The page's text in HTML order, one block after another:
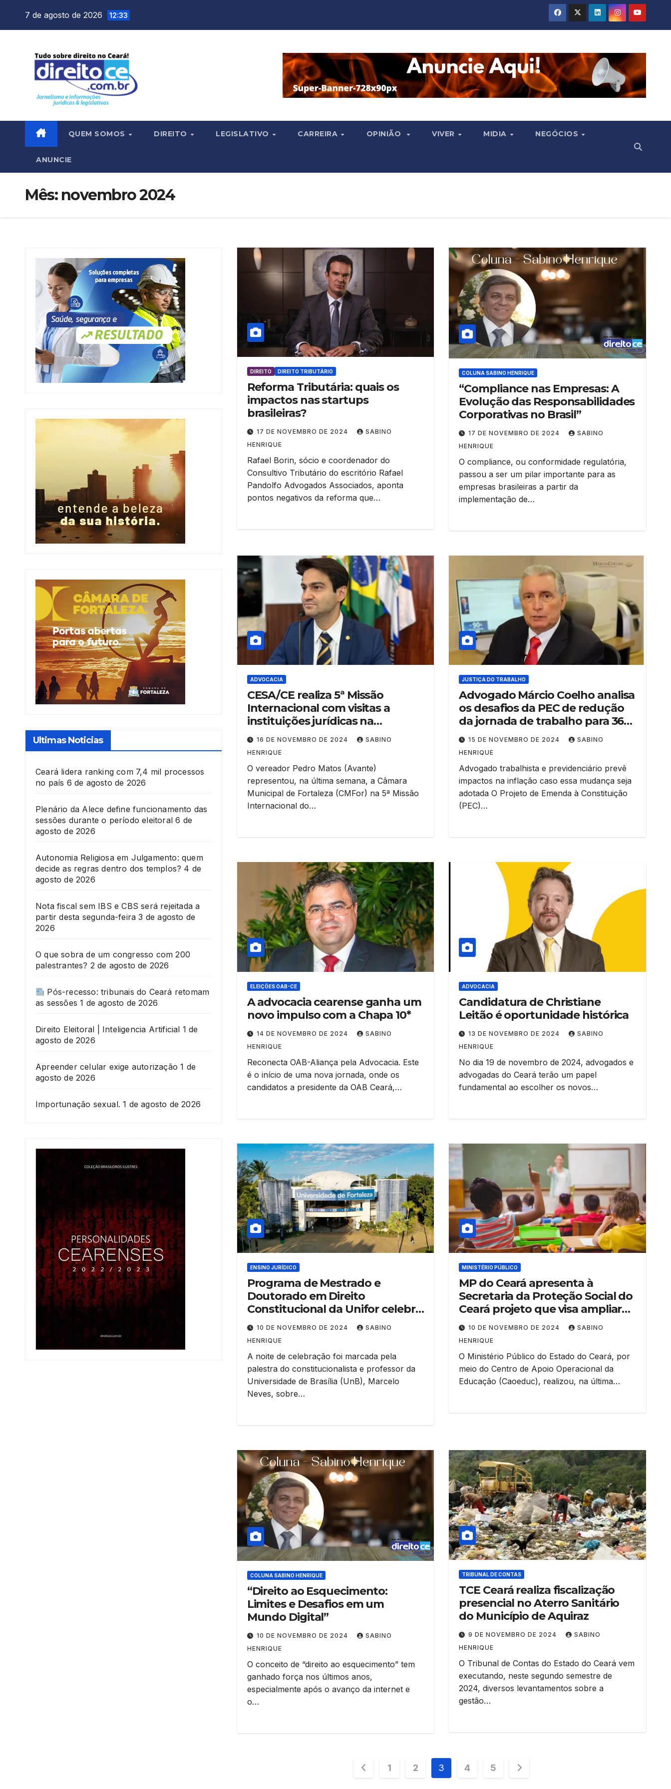
7 de agosto de 2026 12:33
QUEM SOMOS DIREITO LEGISLATIVO CARREIRA OPINIÃO VIVER MIDIA NEGÓCIOS
ANUNCIE
Mês: novembro 2024
Ultimas Noticias
Ceará lidera ranking com 7,4 mil processos
no país 6 de agosto de 2026
Plenário da Alece define funcionamento das
sessões durante o período eleitoral 6 de
agosto de 2026
Autonomia Religiosa em Julgamento: quem
decide as regras dentro dos templos? 4 de
agosto de 2026
Nota fiscal sem IBS e CBS será rejeitada a
partir desta segunda-feira 3 de agosto de
2026
O que sobra de um congresso com 200
palestrantes? 2 de agosto de 2026
Pós-recesso: tribunais do Ceará retomam
as sessões 1 de agosto de 2026
Direito Eleitoral | Inteligencia Artificial 1 de
agosto de 2026
Apreender celular exige autorização 1 de
agosto de 2026
Importunação sexual. 1 de agosto de 2026
DIREITO DIREITO TRIBUTÁRIO
Reforma Tributária: quais os
impactos nas startups
brasileiras?
17 DE NOVEMBRO DE 2024
SABINO
HENRIQUE
Rafael Borin, sócio e coordenador do
Consultivo Tributário do escritório Rafael
Pandolfo Advogados Associados, aponta
pontos negativos da reforma que…
COLUNA SABINO HENRIQUE
“Compliance nas Empresas: A
Evolução das Responsabilidades
Corporativas no Brasil”
17 DE NOVEMBRO DE 2024
SABINO
HENRIQUE
O compliance, ou conformidade regulatória,
passou a ser um pilar importante para as
empresas brasileiras a partir da
implementação de…
ADVOCACIA
CESA/CE realiza 5ª Missão
Internacional com visitas a
instituições jurídicas na
Espanha
16 DE NOVEMBRO DE 2024
SABINO
HENRIQUE
O vereador Pedro Matos (Avante)
representou, na última semana, a Câmara
Municipal de Fortaleza (CMFor) na 5ª Missão
Internacional do…
JUSTIÇA DO TRABALHO
Advogado Márcio Coelho analisa
os desafios da PEC de redução
da jornada de trabalho para 36
horas
15 DE NOVEMBRO DE 2024
SABINO
HENRIQUE
Advogado trabalhista e previdenciário prevê
impactos na inflação caso essa mudança seja
adotada O Projeto de Emenda à Constituição
(PEC)…
ELEIÇÕES OAB-CE
A advocacia cearense ganha um
novo impulso com a Chapa 10*
14 DE NOVEMBRO DE 2024
SABINO
HENRIQUE
Reconecta OAB-Aliança pela Advocacia. Este
é o início de uma nova jornada, onde os
candidatos a presidente da OAB Ceará,…
ADVOCACIA
Candidatura de Christiane
Leitão é oportunidade histórica
13 DE NOVEMBRO DE 2024
SABINO
HENRIQUE
No dia 19 de novembro de 2024, advogados e
advogadas do Ceará terão um papel
fundamental ao escolher os novos…
ENSINO JURÍDICO
Programa de Mestrado e
Doutorado em Direito
Constitucional da Unifor celebra
25 anos
10 DE NOVEMBRO DE 2024
SABINO
HENRIQUE
A noite de celebração foi marcada pela
palestra do constitucionalista e professor da
Universidade de Brasília (UnB), Marcelo
Neves, sobre…
MINISTÉRIO PÚBLICO
MP do Ceará apresenta à
Secretaria da Proteção Social do
Ceará projeto que visa ampliar
acesso de crianças à Educação
Infantil
10 DE NOVEMBRO DE 2024
SABINO
HENRIQUE
O Ministério Público do Estado do Ceará, por
meio do Centro de Apoio Operacional da
Educação (Caoeduc), realizou, na última…
COLUNA SABINO HENRIQUE
“Direito ao Esquecimento:
Limites e Desafios em um
Mundo Digital”
10 DE NOVEMBRO DE 2024
SABINO
HENRIQUE
O conceito de “direito ao esquecimento” tem
ganhado força nos últimos anos,
especialmente após o avanço da internet e
o…
TRIBUNAL DE CONTAS
TCE Ceará realiza fiscalização
presencial no Aterro Sanitário
do Município de Aquiraz
9 DE NOVEMBRO DE 2024
SABINO
HENRIQUE
O Tribunal de Contas do Estado do Ceará vem
executando, neste segundo semestre de
2024, diversos levantamentos sobre a
gestão…
Paginação
1 2 3 4 5